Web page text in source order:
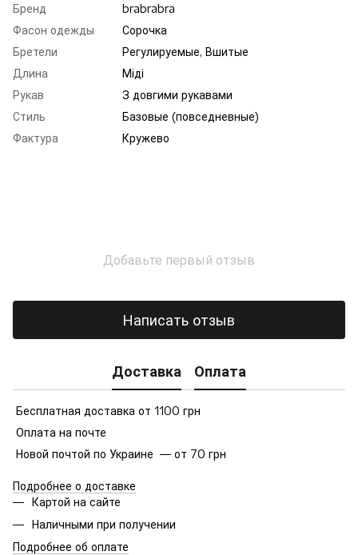
Бренд
brabrabra
Фасон одежды
Сорочка
Бретели
Регулируемые, Вшитые
Длина
Міді
Рукав
З довгими рукавами
Стиль
Базовые (повседневные)
Фактура
Кружево
Добавьте первый отзыв
Написать отзыв
Доставка Оплата
Бесплатная доставка от 1100 грн
Оплата на почте
Новой почтой по Украине — от 70 грн
Подробнее о доставке
Картой на сайте
Наличными при получении
Подробнее об оплате